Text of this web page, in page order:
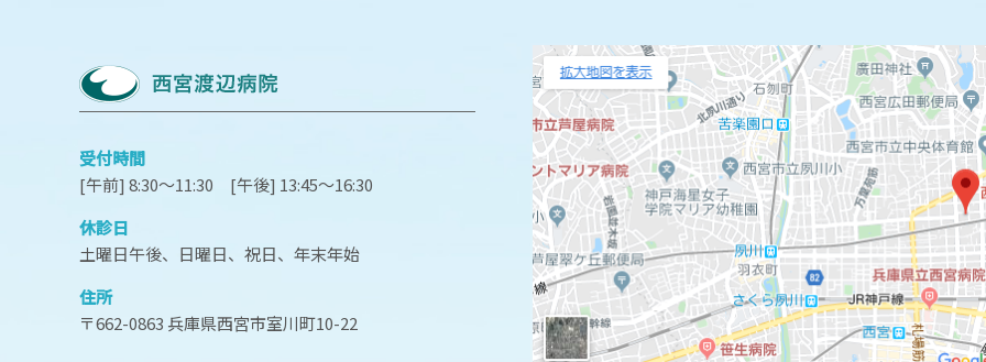
受付時間
[午前] 8:30～11:30 [午後] 13:45～16:30
休診日
土曜日午後、日曜日、祝日、年末年始
住所
〒662-0863 兵庫県西宮市室川町10-22